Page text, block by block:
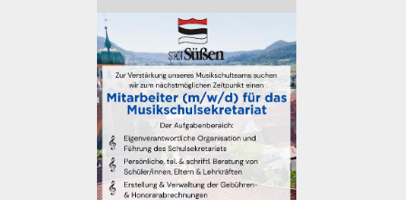
Kulturhalle
Vereine und Parteien
Selbsteintrag Vereine
Beirat Süßener Vereine
Sportanlagen